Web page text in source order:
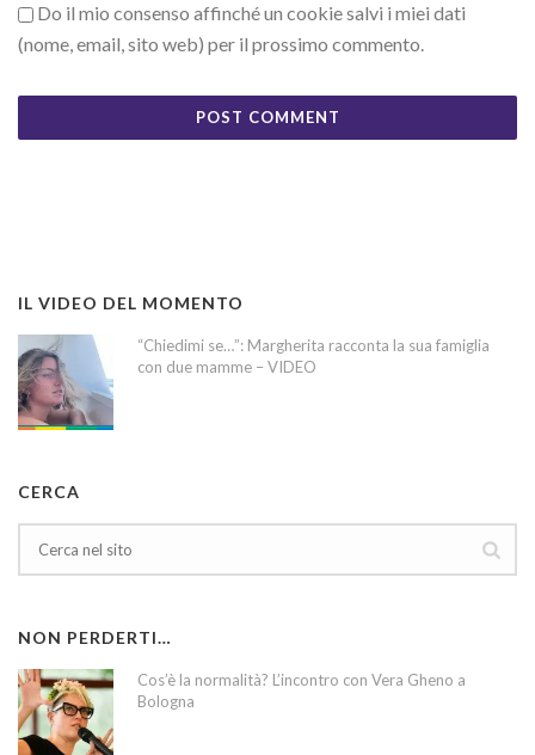
Do il mio consenso affinché un cookie salvi i miei dati
(nome, email, sito web) per il prossimo commento.
IL VIDEO DEL MOMENTO
“Chiedimi se…”: Margherita racconta la sua famiglia
con due mamme – VIDEO
CERCA
NON PERDERTI…
Cos’è la normalità? L’incontro con Vera Gheno a
Bologna